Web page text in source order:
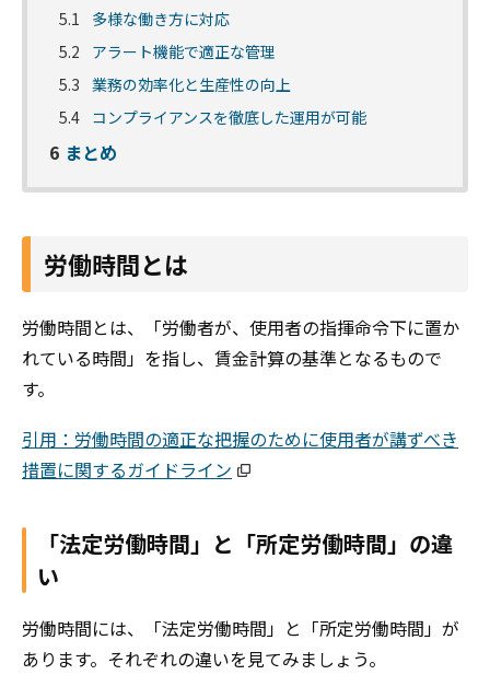
5.1
多様な働き方に対応
5.2
アラート機能で適正な管理
5.3 業務の効率化と生産性の向上
5.4 コンプライアンスを徹底した運用が可能
6 まとめ
労働時間とは
労働時間とは、「労働者が、使用者の指揮命令下に置か
れている時間」を指し、賃金計算の基準となるもので
す。
引用：労働時間の適正な把握のために使用者が講ずべき
措置に関するガイドライン
「法定労働時間」と「所定労働時間」の違
い
労働時間には、「法定労働時間」と「所定労働時間」が
あります。それぞれの違いを見てみましょう。